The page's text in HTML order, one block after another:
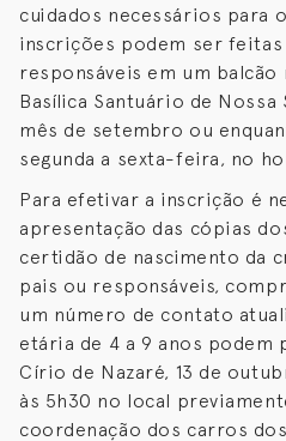
cuidados necessários para
inscrições podem ser
responsáveis em um
Basílica Santuário de Nossa
mês de setembro ou
segunda a sexta-feira, no
Para efetivar a inscrição é
apresentação das cópias
certidão de nascimento da
pais ou responsáveis,
um número de contato
etária de 4 a 9 anos podem
Círio de Nazaré, 13 de
às 5h30 no local
coordenação dos carros